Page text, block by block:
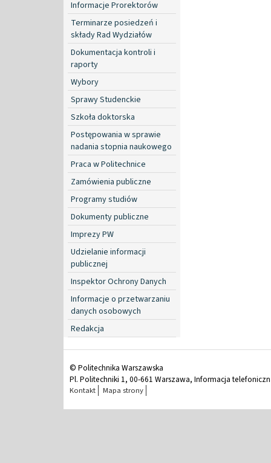
Informacje Prorektorów
Terminarze posiedzeń i
składy Rad Wydziałów
Dokumentacja kontroli i
raporty
Wybory
Sprawy Studenckie
Szkoła doktorska
Postępowania w sprawie
nadania stopnia naukowego
Praca w Politechnice
Zamówienia publiczne
Programy studiów
Dokumenty publiczne
Imprezy PW
Udzielanie informacji
publicznej
Inspektor Ochrony Danych
Informacje o przetwarzaniu
danych osobowych
Redakcja
© Politechnika Warszawska
Pl. Politechniki 1, 00-661 Warszawa, Informacja
Kontakt Mapa strony